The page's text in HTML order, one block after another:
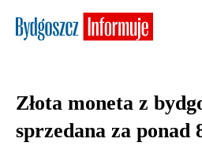
Złota moneta z
sprzedana za ponad